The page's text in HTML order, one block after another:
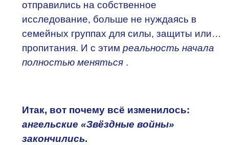
отправились на собственное
исследование, больше не нуждаясь в
семейных группах для силы, защиты или…
пропитания. И с этим реальность начала
полностью меняться .
Итак, вот почему всё изменилось:
ангельские «Звёздные войны»
закончились.